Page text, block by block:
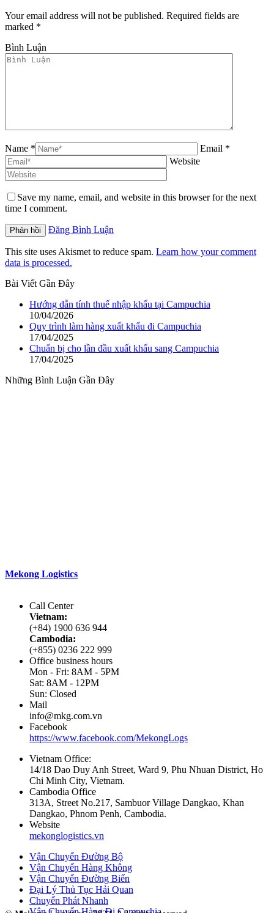
Your email address will not be published. Required fields are
marked *
Bình Luận
Name *
Email *
Website
Save my name, email, and website in this browser for the next
time I comment.
Đăng Bình Luận
This site uses Akismet to reduce spam. Learn how your comment
data is processed.
Bài Viết Gần Đây
Hướng dẫn tính thuế nhập khẩu tại Campuchia
10/04/2026
Quy trình làm hàng xuất khẩu đi Campuchia
17/04/2025
Chuẩn bị cho lần đầu xuất khẩu sang Campuchia
17/04/2025
Những Bình Luận Gần Đây
Mekong Logistics
Call Center
Vietnam:
(+84) 1900 636 944
Cambodia:
(+855) 0236 222 999
Office business hours
Mon - Fri: 8AM - 5PM
Sat: 8AM - 12PM
Sun: Closed
Mail
info@mkg.com.vn
Facebook
https://www.facebook.com/MekongLogs
Vietnam Office:
14/18 Dao Duy Anh Street, Ward 9, Phu Nhuan District, Ho
Chi Minh City, Vietnam.
Cambodia Office
313A, Street No.217, Sambuor Village Dangkao, Khan
Dangkao, Phnom Penh, Cambodia.
Website
mekonglogistics.vn
Vận Chuyển Đường Bộ
Vận Chuyển Hàng Không
Vận Chuyển Đường Biển
Đại Lý Thủ Tục Hải Quan
Chuyển Phát Nhanh